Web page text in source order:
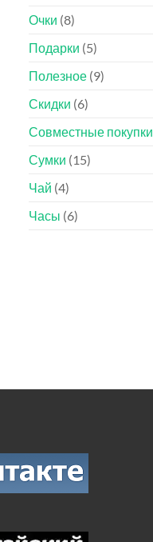
Очки (8)
Подарки (5)
Полезное (9)
Скидки (6)
Совместные покупки
Сумки (15)
Чай (4)
Часы (6)